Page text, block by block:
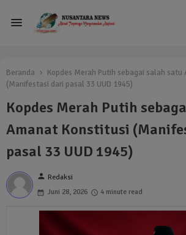
Beranda
Kopdes Merah Putih sebagai salah satu
(Manifestasi dari pasal 33 UUD 1945)
Kopdes Merah Putih
Amanat Konstitusi
pasal 33 UUD 1945)
person Redaksi
Juni 28, 2026
4 minute read